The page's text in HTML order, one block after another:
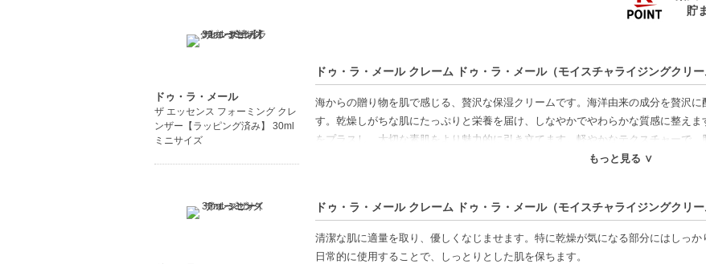
ドゥ・ラ・メール クレーム ドゥ・ラ・メール（モイスチャライジングクリ
海からの贈り物を肌で感じる、贅沢な保湿クリームです。海洋由来の成分を贅沢
す。乾燥しがちな肌にたっぷりと栄養を届け、しなやかでやわらかな質感に整え
をプラスし、大切な素肌をより魅力的に引き立てます。軽やかなテクスチャーで
してくれます。小さなサイズなので、持ち運びや旅行のお供にもぴったりです。
ハリのある印象へ-深く潤いを与え、肌にふっくらとした弾力をもたらします。
全身に使用可能-顔だけでなく、首筋や全身に使えるので、お手入れが楽になります
特別なギフトに最適-高級感あるパッケージは、贈り物にもぴったりです。
もっと見る ∨
ドゥ・ラ・メール クレーム ドゥ・ラ・メール（モイスチャライジングクリ
清潔な肌に適量を取り、優しくなじませます。特に乾燥が気になる部分にはしっか
日常的に使用することで、しっとりとした肌を保ちます。
ドゥ・ラ・メール
ザ エッセンス フォーミング クレ
ンザー【ラッピング済み】 30ml
ミニサイズ